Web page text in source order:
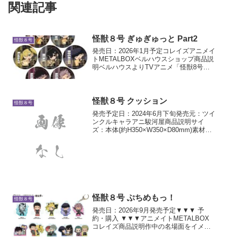
関連記事
怪獣８号 怪獣８号 ぎゅぎゅっと Part2
発売日：2026年1月予定コレイズアニメイ
トMETALBOXベルハウスショップ商品説
明ベルハウスよりTVアニメ「怪獣8号」
怪獣８号 怪獣８号 クッション
発売予定日：2024年6月下旬発売元：ツイ
ンクルキャラアニ駿河屋商品説明サイ
ズ：本体(約H350×W350×D80mm)素材：
怪獣８号 怪獣８号 ぷちめもっ！
発売日：2026年9月発売予定▼▼▼ 予
約・購入 ▼▼▼アニメイトMETALBOX
コレイズ商品説明作中の名場面をイメー